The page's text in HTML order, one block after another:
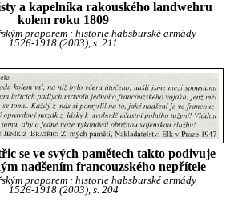
a kapelníka rakouského landwehru
kolem roku 1809
praporem : historie habsburské armády
1526-1918 (2003), s. 211
se ve svých pamětech takto podivuje
nadšením francouzského nepřítele
praporem : historie habsburské armády
1526-1918 (2003), s. 204